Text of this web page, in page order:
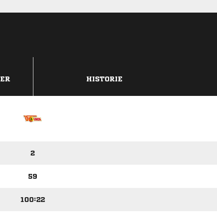
HISTORIE
2
59
100:22